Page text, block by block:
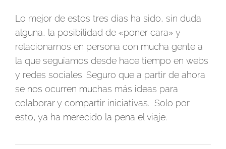
Lo mejor de estos tres días ha sido, sin duda
alguna, la posibilidad de «poner cara» y
relacionarnos en persona con mucha gente a
la que seguíamos desde hace tiempo en webs
y redes sociales. Seguro que a partir de ahora
se nos ocurren muchas más ideas para
colaborar y compartir iniciativas. Solo por
esto, ya ha merecido la pena el viaje.